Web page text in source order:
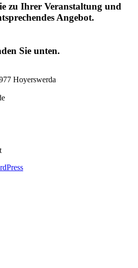
zu Ihrer Veranstaltung und
Angebot.
Sie unten.
Hoyerswerda